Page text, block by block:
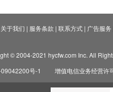
关于我们 | 服务条款 | 联系方式| 广告服务
© 2004-2021 hycfw.com Inc. All
号-1
增值电信业务经营许